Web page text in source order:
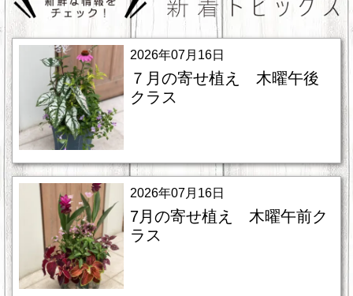
2026年07月16日
７月の寄せ植え 木曜午後
クラス
2026年07月16日
7月の寄せ植え 木曜午前ク
ラス